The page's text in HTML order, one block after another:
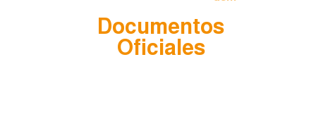
Documentos
Oficiales
Comunicación